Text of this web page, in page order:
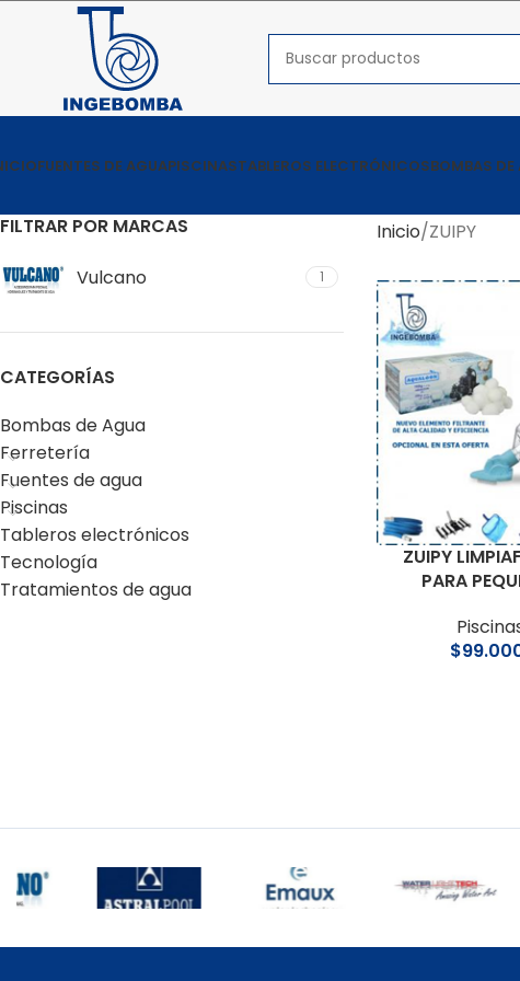
FUENTES DE AGUAPISCINASTABLEROS ELECTRÓNICOSBOMBAS DE
FILTRAR POR MARCAS
Vulcano 1
CATEGORÍAS
Bombas de Agua
Ferretería
Fuentes de agua
Piscinas
Tableros electrónicos
Tecnología
Tratamientos de agua
Inicio ZUIPY
ZUIPY
PARA
$